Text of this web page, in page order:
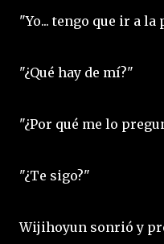
"Yo... tengo que ir a la
"¿Qué hay de mí?"
"¿Por qué me lo
"¿Te sigo?"
Wijihoyun sonrió y